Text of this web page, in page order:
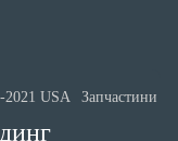
2021 USA Запчастини